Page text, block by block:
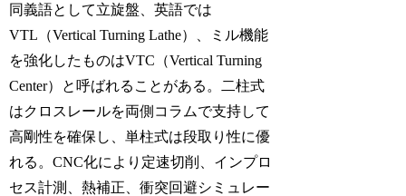
同義語として立旋盤、英語では
VTL（Vertical Turning Lathe）、ミル機能
を強化したものはVTC（Vertical Turning
Center）と呼ばれることがある。二柱式
はクロスレールを両側コラムで支持して
高剛性を確保し、単柱式は段取り性に優
れる。CNC化により定速切削、インプロ
セス計測、熱補正、衝突回避シミュレー